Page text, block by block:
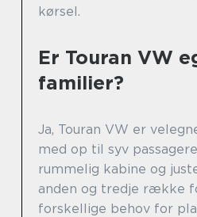
kørsel.
Er Touran VW
familier?
Ja, Touran VW er
med op til syv
rummelig kabine og
anden og tredje række
forskellige behov for